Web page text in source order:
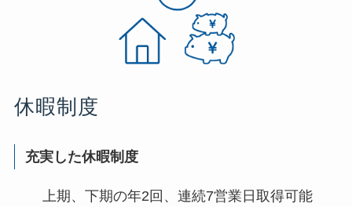
休暇制度
充実した休暇制度
上期、下期の年2回、連続7営業日取得可能